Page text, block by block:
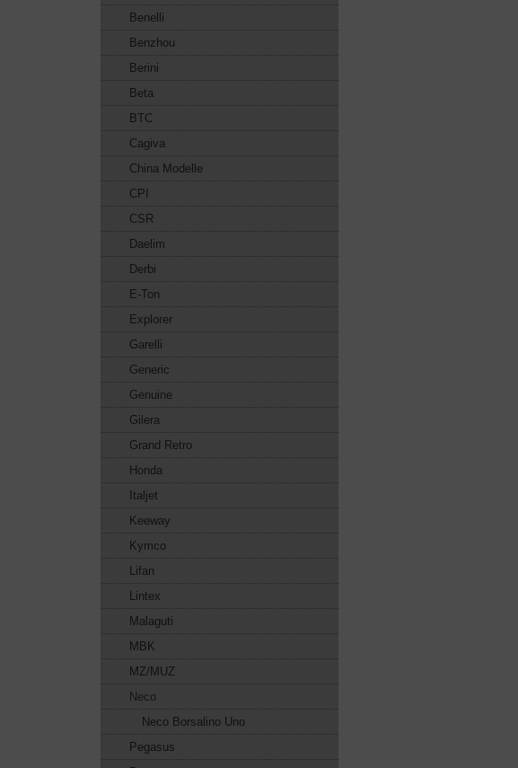
Benelli
Benzhou
Berini
Beta
BTC
Cagiva
China Modelle
CPI
CSR
Daelim
Derbi
E-Ton
Explorer
Garelli
Generic
Genuine
Gilera
Grand Retro
Honda
Italjet
Keeway
Kymco
Lifan
Lintex
Malaguti
MBK
MZ/MUZ
Neco
Neco Borsalino Uno
Pegasus